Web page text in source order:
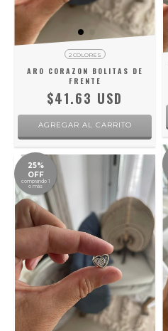
2 COLORES
ARO CORAZON BOLITAS DE
FRENTE
$41.63 USD
AGREGAR AL CARRITO
25%
OFF
comprando 1
o más